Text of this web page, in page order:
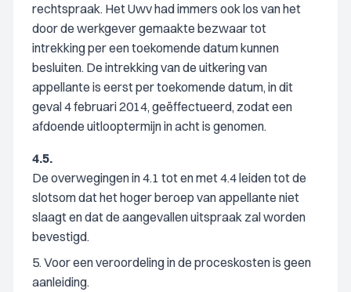
rechtspraak. Het Uwv had immers ook los van het
door de werkgever gemaakte bezwaar tot
intrekking per een toekomende datum kunnen
besluiten. De intrekking van de uitkering van
appellante is eerst per toekomende datum, in dit
geval 4 februari 2014, geëffectueerd, zodat een
afdoende uitlooptermijn in acht is genomen.
4.5.
De overwegingen in 4.1 tot en met 4.4 leiden tot de
slotsom dat het hoger beroep van appellante niet
slaagt en dat de aangevallen uitspraak zal worden
bevestigd.
5. Voor een veroordeling in de proceskosten is geen
aanleiding.